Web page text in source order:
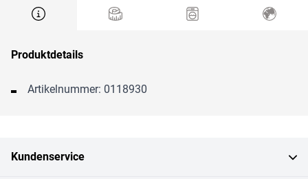
Produktdetails
Artikelnummer: 0118930
Kundenservice